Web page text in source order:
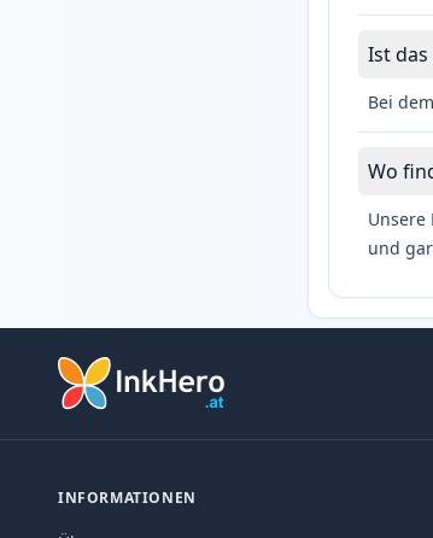
Ist das
Bei
Wo
und
INFORMATIONEN